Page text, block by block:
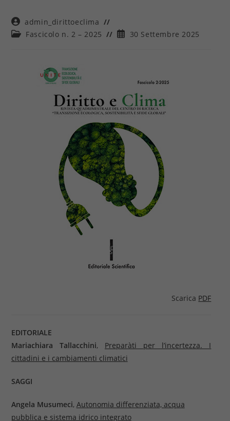
Autore
dell'articolo:
admin_dirittoeclima
Categoria
Fascicolo n. 2 – 2025
Articolo30 Settembre 2025
Scarica PDF
EDITORIALE
Mariachiara Tallacchini, Preparàti per l’incertezza. I
cittadini e i cambiamenti climatici
SAGGI
Angela Musumeci, Autonomia differenziata, acqua
pubblica e sistema idrico integrato